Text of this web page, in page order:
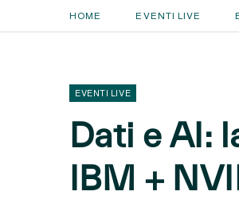
HOME EVENTI LIVE
EVENTI LIVE
Dati e AI:
IBM +